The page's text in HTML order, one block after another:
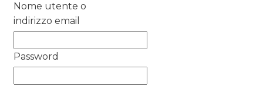
NORMATIVE
CASE HISTORY
Nome utente o
indirizzo email
Password